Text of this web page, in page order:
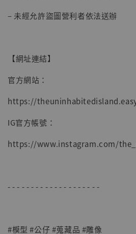
– 未經允許盜圖營利者依法送辦
【網址連結】
官方網站：
https://
IG官方帳號：
https://www.instagram.com/
- - - - - - - - - - - - - - - - - - - -
#模型 #公仔 #蒐藏品 #雕像